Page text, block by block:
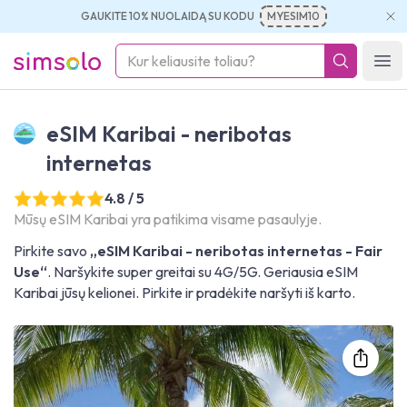
GAUKITE 10% NUOLAIDĄ SU KODU MYESIM10
simsolo
eSIM Karibai - neribotas
internetas
4.8 / 5
Mūsų eSIM Karibai yra patikima visame pasaulyje.
Pirkite savo „eSIM Karibai - neribotas internetas - Fair
Use“. Naršykite super greitai su 4G/5G. Geriausia eSIM
Karibai jūsų kelionei. Pirkite ir pradėkite naršyti iš karto.